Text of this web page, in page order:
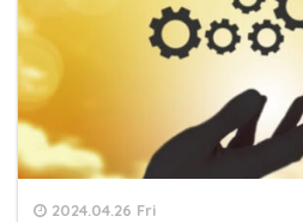
2024.04.26 Fri